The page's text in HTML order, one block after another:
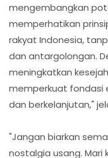
mengembangkan
memperhatikan
rakyat Indonesia,
dan antargolongan.
meningkatkan
memperkuat fondasi
dan berkelanjutan,"
"Jangan biarkan
nostalgia usang. Mari